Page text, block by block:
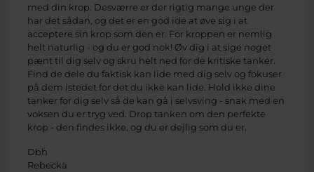
med din krop. Desværre er der rigtig mange unge der
har det sådan, og det er en god idé at øve sig i at
acceptere sin krop som den er. For kroppen er nemlig
helt naturlig - og du er god nok! Øv dig i at sige noget
pænt til dig selv og skru helt ned for de kritiske tanker.
Find de dele du faktisk kan lide med dig selv og fokuser
på dem istedet for det du ikke kan lide. Hold ikke dine
tanker for dig selv så de kan gå i selvsving - snak med en
voksen du er tryg ved. Drop tanken om den perfekte
krop - den findes ikke, og du er dejlig som du er.
Dbh
Rebecka